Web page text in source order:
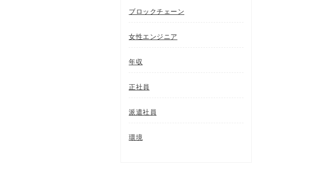
ブロックチェーン
女性エンジニア
年収
正社員
派遣社員
環境